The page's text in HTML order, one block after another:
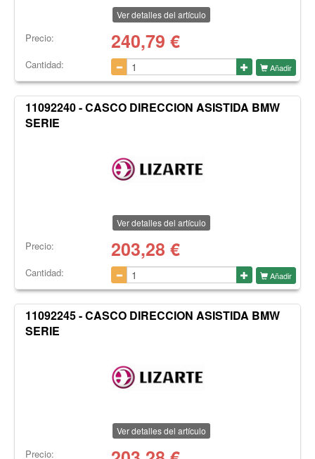
Ver detalles del artículo
Precio: 240,79 €
Cantidad: Añadir
11092240 - CASCO DIRECCION ASISTIDA BMW
SERIE
Ver detalles del artículo
Precio: 203,28 €
Cantidad: Añadir
11092245 - CASCO DIRECCION ASISTIDA BMW
SERIE
Ver detalles del artículo
Precio: